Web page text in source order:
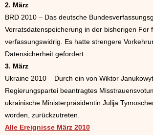
2. März
BRD 2010 – Das deutsche
Vorratsdatenspeicherung in der bisherigen For
verfassungswidrig. Es hatte strengere
Datensicherheit gefordert.
3. März
Ukraine 2010 – Durch ein von Wiktor
Regierungspartei beantragtes
ukrainische Ministerpräsidentin Julija
worden, zurückzutreten.
Alle Ereignisse März 2010